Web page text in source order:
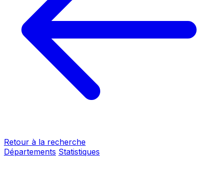
Retour à la recherche
Départements Statistiques